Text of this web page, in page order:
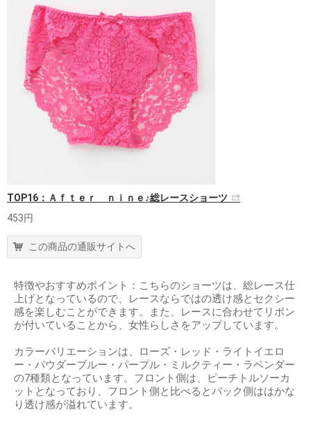
TOP16：Ａｆｔｅｒ ｎｉｎｅ♪総レースショーツ
453円
この商品の通販サイトへ
特徴やおすすめポイント：こちらのショーツは、総レース仕
上げとなっているので、レースならではの透け感とセクシー
感を楽しむことができます。また、レースに合わせてリボン
が付いていることから、女性らしさをアップしています。
カラーバリエーションは、ローズ・レッド・ライトイエロ
ー・パウダーブルー・パープル・ミルクティー・ラベンダー
の7種類となっています。フロント側は、ピーチトルソーカ
ットとなっており、フロント側と比べるとバック側ははかな
り透け感が溢れています。